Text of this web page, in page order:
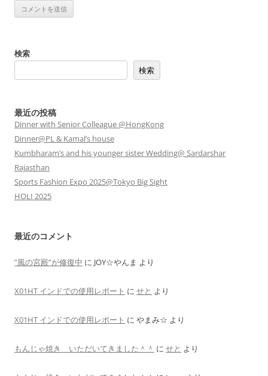
検索
検索
最近の投稿
Dinner with Senior Colleague @HongKong
Dinner@PL & Kamal’s house
Kumbharam’s and his younger sister Wedding@ Sardarshar
Rajasthan
Sports Fashion Expo 2025@Tokyo Big Sight
HOLI 2025
最近のコメント
”風の宮殿”が修復中 に JOY☆やんま より
X01HT インドでの使用レポート に せと より
X01HT インドでの使用レポート に やまみ☆ より
もんじゃ焼き いただいてきました＾＾ に せと より